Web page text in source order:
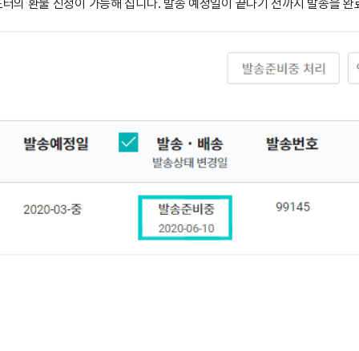
의 환불 신청이 가능해 집니다. 발송 예정일이 끝나기 전까지 발송을 완